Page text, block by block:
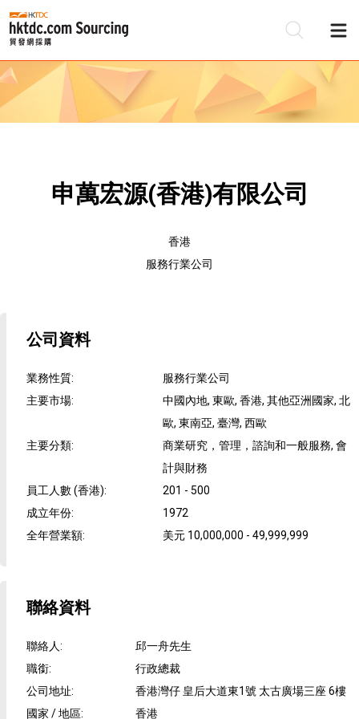
申萬宏源(香港)有限公司
香港
服務行業公司
公司資料
業務性質:
服務行業公司
主要市場:
中國內地, 東歐, 香港, 其他亞洲國家, 北
歐, 東南亞, 臺灣, 西歐
主要分類:
商業研究，管理，諮詢和一般服務, 會
計與財務
員工人數 (香港):
201 - 500
成立年份:
1972
全年營業額: 美元 10,000,000 - 49,999,999
聯絡資料
聯絡人:
邱一舟先生
職銜:
行政總裁
公司地址:
香港灣仔 皇后大道東1號 太古廣場三座 6樓
國家 / 地區: 香港